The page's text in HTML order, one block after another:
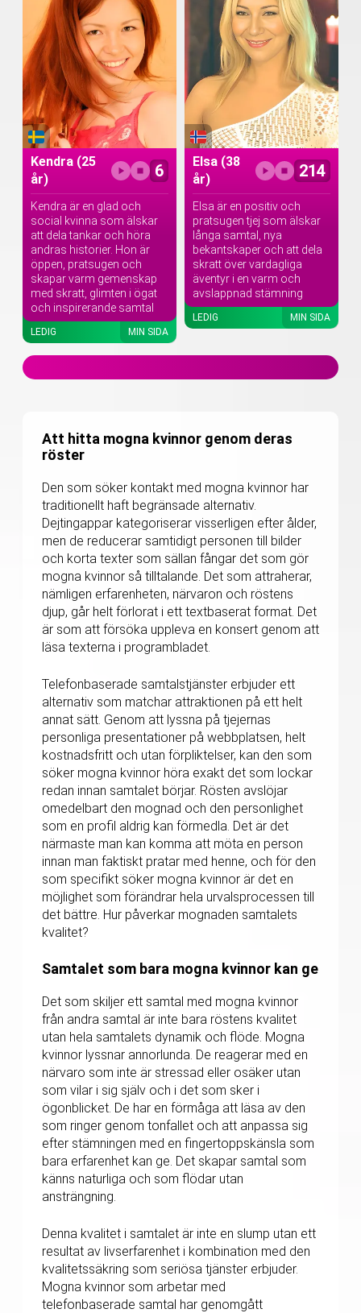
Kendra (25
år)
6
Kendra är en glad och
social kvinna som älskar
att dela tankar och höra
andras historier. Hon är
öppen, pratsugen och
skapar varm gemenskap
med skratt, glimten i ögat
och inspirerande samtal
LEDIG MIN SIDA
Elsa (38
år)
214
Elsa är en positiv och
pratsugen tjej som älskar
långa samtal, nya
bekantskaper och att dela
skratt över vardagliga
äventyr i en varm och
avslappnad stämning
LEDIG MIN SIDA
Att hitta mogna kvinnor genom deras
röster
Den som söker kontakt med mogna kvinnor har
traditionellt haft begränsade alternativ.
Dejtingappar kategoriserar visserligen efter ålder,
men de reducerar samtidigt personen till bilder
och korta texter som sällan fångar det som gör
mogna kvinnor så tilltalande. Det som attraherar,
nämligen erfarenheten, närvaron och röstens
djup, går helt förlorat i ett textbaserat format. Det
är som att försöka uppleva en konsert genom att
läsa texterna i programbladet.
Telefonbaserade samtalstjänster erbjuder ett
alternativ som matchar attraktionen på ett helt
annat sätt. Genom att lyssna på tjejernas
personliga presentationer på webbplatsen, helt
kostnadsfritt och utan förpliktelser, kan den som
söker mogna kvinnor höra exakt det som lockar
redan innan samtalet börjar. Rösten avslöjar
omedelbart den mognad och den personlighet
som en profil aldrig kan förmedla. Det är det
närmaste man kan komma att möta en person
innan man faktiskt pratar med henne, och för den
som specifikt söker mogna kvinnor är det en
möjlighet som förändrar hela urvalsprocessen till
det bättre. Hur påverkar mognaden samtalets
kvalitet?
Samtalet som bara mogna kvinnor kan ge
Det som skiljer ett samtal med mogna kvinnor
från andra samtal är inte bara röstens kvalitet
utan hela samtalets dynamik och flöde. Mogna
kvinnor lyssnar annorlunda. De reagerar med en
närvaro som inte är stressad eller osäker utan
som vilar i sig själv och i det som sker i
ögonblicket. De har en förmåga att läsa av den
som ringer genom tonfallet och att anpassa sig
efter stämningen med en fingertoppskänsla som
bara erfarenhet kan ge. Det skapar samtal som
känns naturliga och som flödar utan
ansträngning.
Denna kvalitet i samtalet är inte en slump utan ett
resultat av livserfarenhet i kombination med den
kvalitetssäkring som seriösa tjänster erbjuder.
Mogna kvinnor som arbetar med
telefonbaserade samtal har genomgått